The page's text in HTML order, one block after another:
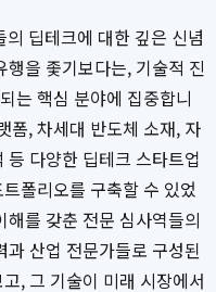
딥테크에 대한 깊은 신념
을 좇기보다는, 기술적 진
는 핵심 분야에 집중합니
폼, 차세대 반도체 소재, 자
다양한 딥테크 스타트업
폴리오를 구축할 수 있었
를 갖춘 전문 심사역들의
산업 전문가들로 구성된
, 그 기술이 미래 시장에서